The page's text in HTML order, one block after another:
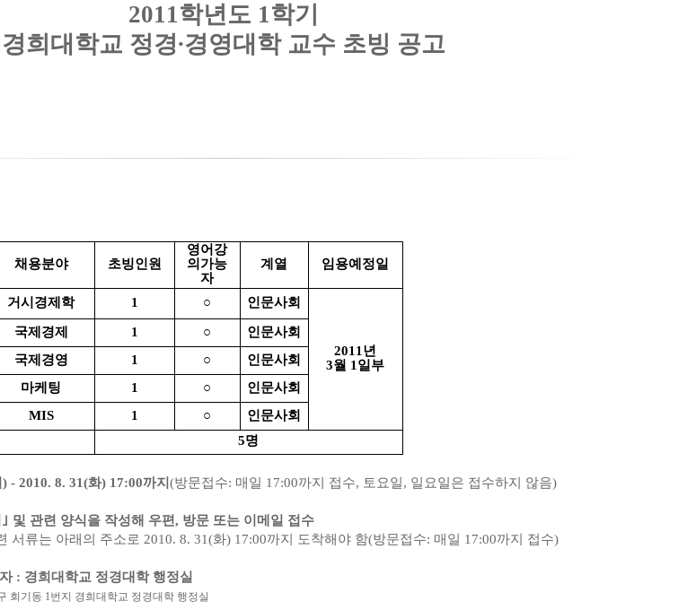
2011학년도 1학기
경희대학교 정경∙경영대학 교수 초빙 공고
채용분야 초빙인원
영어강
의 가능
자
계열 임용예정일
거시경제학 1 ○ 인문사회
2011년
3월 1일부
국제경제 1 ○
인문사회
국제경영
1 ○ 인문사회
마케팅 1 ○
인문사회
MIS
1 ○
인문사회
5명
- 2010. 8. 31(화) 17:00까지 (방문접수: 매일 17:00까지 접수, 토요일, 일요일은 접수하지 않음)
및 관련 양식을 작성해 우편, 방문 또는 이메일 접수
서류는 아래의 주소로 2010. 8. 31(화) 17:00까지 도착해야 함(방문접수: 매일 17:00까지 접수)
: 경희대학교 정경대학 행정실
회기동 1번지 경희대학교 정경대학 행정실